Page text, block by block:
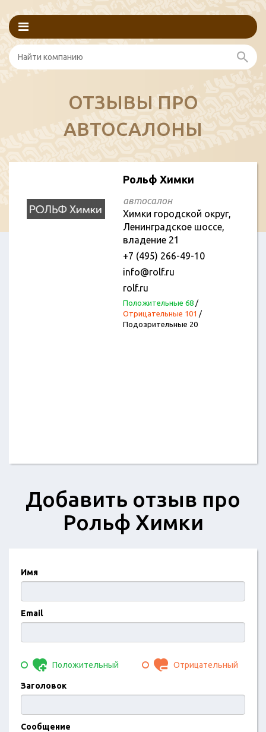
ОТЗЫВЫ ПРО
АВТОСАЛОНЫ
Рольф Химки
автосалон
Химки городской округ,
Ленинградское шоссе,
владение 21
+7 (495) 266-49-10
info@rolf.ru
rolf.ru
Положительные 68/
Отрицательные 101 /
Подозрительные 20
Добавить отзыв про
Рольф Химки
Имя
Email
Положительный Отрицательный
Заголовок
Сообщение